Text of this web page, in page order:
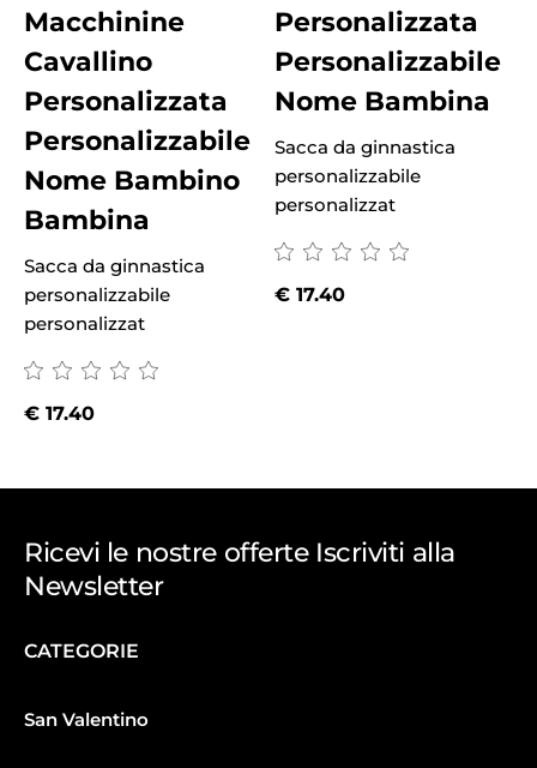
Macchinine
Cavallino
Personalizzata
Personalizzabile
Nome Bambino
Bambina
Sacca da ginnastica
personalizzabile
personalizzat
€17.40
Personalizzata
Personalizzabile
Nome Bambina
Sacca da ginnastica
personalizzabile
personalizzat
€ 17.40
Ricevi le nostre offerte Iscriviti alla
Newsletter
CATEGORIE
San Valentino